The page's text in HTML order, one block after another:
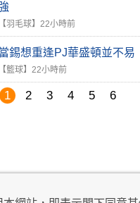
【羽毛球】 22小時前
錫想重逢PJ華盛頓並不易
【籃球】 22小時前
1 2 3 4 5 6
隱政策 | 使用條款 免責及著作權